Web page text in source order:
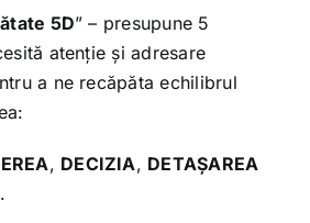
naturale
fructele
5D” – presupune 5
atenție și adresare
a ne recăpăta echilibrul
, DECIZIA, DETAȘAREA
.